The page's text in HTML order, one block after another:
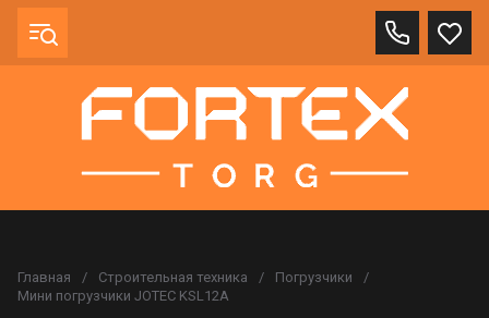
Главная / Строительная техника / Погрузчики
/
Мини погрузчики JOTEC KSL12A